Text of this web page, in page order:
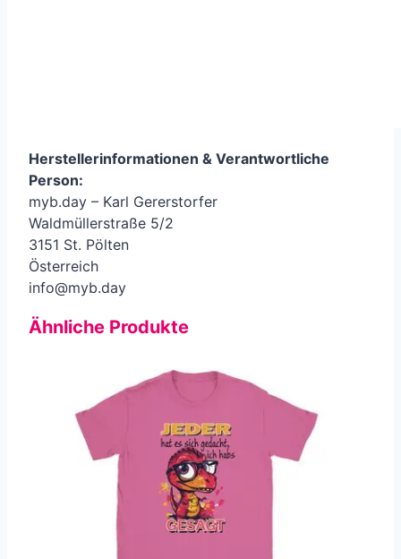
Herstellerinformationen & Verantwortliche
Person:
myb.day – Karl Gererstorfer
Waldmüllerstraße 5/2
3151 St. Pölten
Österreich
info@myb.day
Ähnliche Produkte